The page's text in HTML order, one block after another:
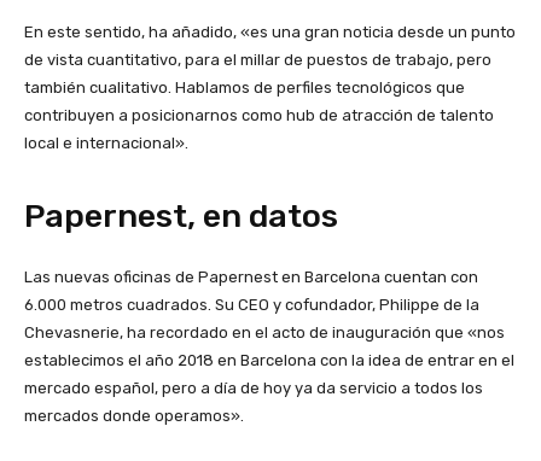
En este sentido, ha añadido, «es una gran noticia desde un punto
de vista cuantitativo, para el millar de puestos de trabajo, pero
también cualitativo. Hablamos de perfiles tecnológicos que
contribuyen a posicionarnos como hub de atracción de talento
local e internacional».
Papernest, en datos
Las nuevas oficinas de Papernest en Barcelona cuentan con
6.000 metros cuadrados. Su CEO y cofundador, Philippe de la
Chevasnerie, ha recordado en el acto de inauguración que «nos
establecimos el año 2018 en Barcelona con la idea de entrar en el
mercado español, pero a día de hoy ya da servicio a todos los
mercados donde operamos».